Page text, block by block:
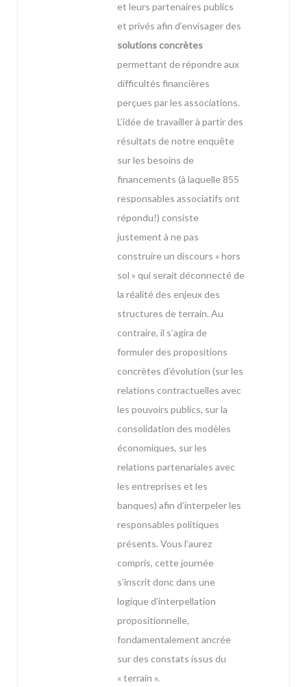
et leurs partenaires publics
et privés afin d’envisager des
solutions concrètes
permettant de répondre aux
difficultés financières
perçues par les associations.
L’idée de travailler à partir des
résultats de notre enquête
sur les besoins de
financements (à laquelle 855
responsables associatifs ont
répondu!) consiste
justement à ne pas
construire un discours « hors
sol » qui serait déconnecté de
la réalité des enjeux des
structures de terrain. Au
contraire, il s’agira de
formuler des propositions
concrètes d’évolution (sur les
relations contractuelles avec
les pouvoirs publics, sur la
consolidation des modèles
économiques, sur les
relations partenariales avec
les entreprises et les
banques) afin d’interpeler les
responsables politiques
présents. Vous l’aurez
compris, cette journée
s’inscrit donc dans une
logique d’interpellation
propositionnelle,
fondamentalement ancrée
sur des constats issus du
« terrain ».